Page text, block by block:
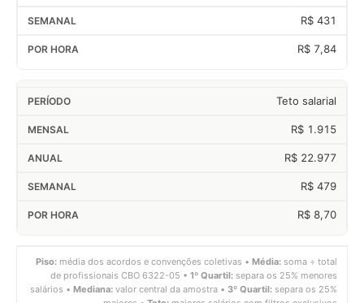
R$ 431
R$ 7,84
Teto salarial
R$ 1.915
R$ 22.977
R$ 479
R$ 8,70
Piso: média dos acordos e convenções coletivas • Média: soma ÷ total
de profissionais CBO 6322-05 • 1º Quartil: separa os 25% menores
salários • Mediana: valor central da amostra • 3º Quartil: separa os 25%